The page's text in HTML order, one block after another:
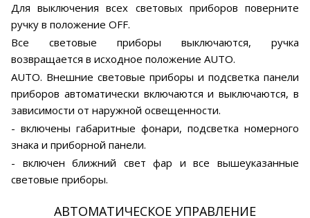
Для выключения всех световых приборов поверните
ручку в положение OFF.
Все световые приборы выключаются, ручка
возвращается в исходное положение AUTO.
AUTO. Внешние световые приборы и подсветка панели
приборов автоматически включаются и выключаются, в
зависимости от наружной освещенности.
- включены габаритные фонари, подсветка номерного
знака и приборной панели.
- включен ближний свет фар и все вышеуказанные
световые приборы.
АВТОМАТИЧЕСКОЕ УПРАВЛЕНИЕ